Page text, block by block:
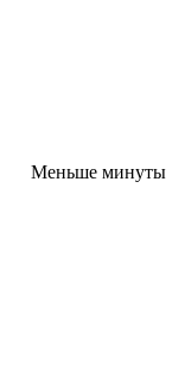
Меньше минуты